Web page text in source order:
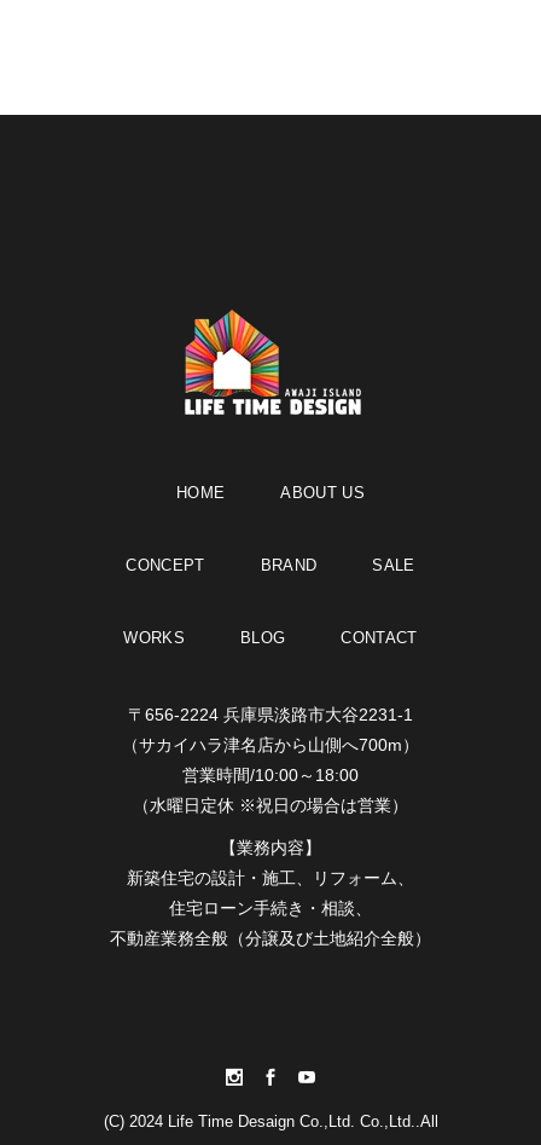
HOME ABOUT US
CONCEPT BRAND SALE
WORKS BLOG CONTACT
〒656-2224 兵庫県淡路市大谷2231-1
（サカイハラ津名店から山側へ700m）
営業時間/10:00～18:00
（水曜日定休 ※祝日の場合は営業）
【業務内容】
新築住宅の設計・施工、リフォーム、
住宅ローン手続き・相談、
不動産業務全般（分譲及び土地紹介全般）
(C) 2024 Life Time Desaign Co.,Ltd. Co.,Ltd..All